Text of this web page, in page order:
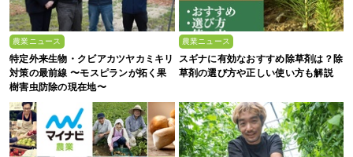
農業ニュース
特定外来生物・クビアカツヤカミキリ
対策の最前線 〜モスピランが拓く果
樹害虫防除の現在地〜
農業ニュース
スギナに有効なおすすめ除草剤は？除
草剤の選び方や正しい使い方も解説